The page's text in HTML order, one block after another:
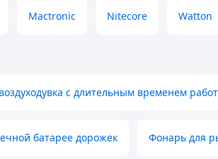
Mactronic Nitecore Watton
с длительным временем
батарее дорожек Фонарь для